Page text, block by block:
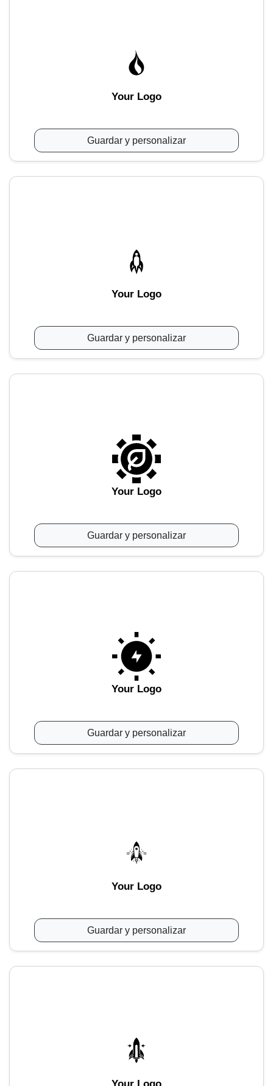
Your Logo
Guardar y personalizar
Your Logo
Guardar y personalizar
Your Logo
Guardar y personalizar
Your Logo
Guardar y personalizar
Your Logo
Guardar y personalizar